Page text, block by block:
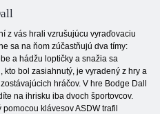
z vás hrali vzrušujúcu vyraďovaciu
sa na ňom zúčastňujú dva tímy:
a hádžu loptičky a snažia sa
bol zasiahnutý, je vyradený z hry a
hráčov. V hre Bodge Dall
na ihrisku iba dvoch športovcov.
klávesov ASDW trafil